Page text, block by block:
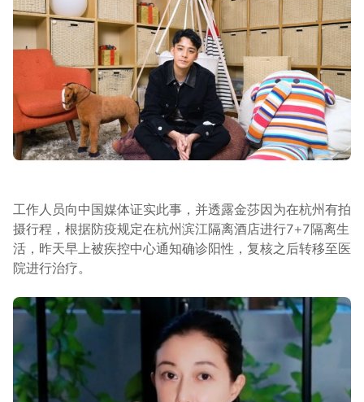
工作人员向中国媒体证实此事，并透露金莎因为在杭州有拍
摄行程，根据防疫规定在杭州滨江隔离酒店进行7+7隔离生
活，昨天早上被疾控中心通知确诊阳性，复核之后转移至医
院进行治疗。